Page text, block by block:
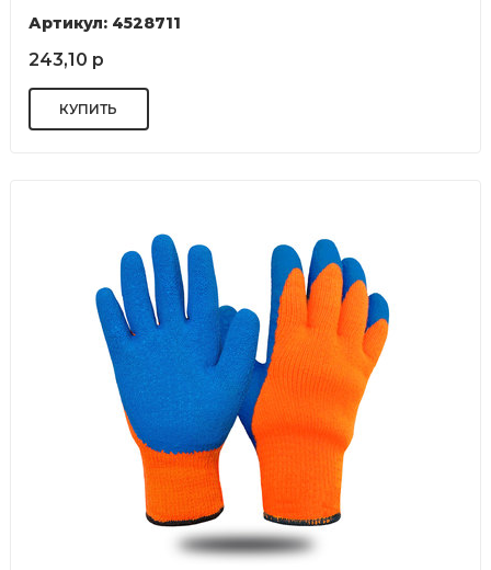
Артикул: 4528711
243,10 р